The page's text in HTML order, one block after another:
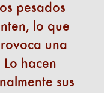
pesados
lo que
una
hacen
sus